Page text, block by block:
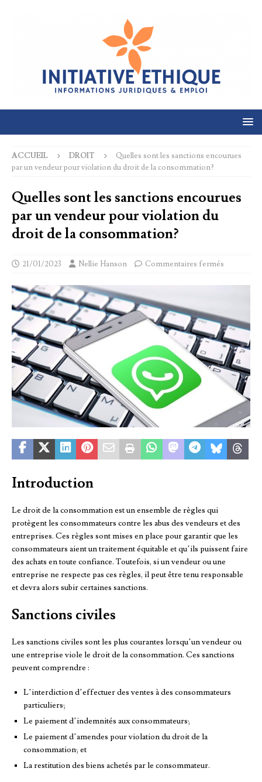
ACCUEIL DROIT
Quelles sont les sanctions encourues
par un vendeur pour violation du droit de la consommation?
Quelles sont les sanctions encourues
par un vendeur pour violation du
droit de la consommation?
21/01/2023 Nellie Hanson Commentaires fermés
Introduction
Le droit de la consommation est un ensemble de règles qui
protègent les consommateurs contre les abus des vendeurs et des
entreprises. Ces règles sont mises en place pour garantir que les
consommateurs aient un traitement équitable et qu’ils puissent faire
des achats en toute confiance. Toutefois, si un vendeur ou une
entreprise ne respecte pas ces règles, il peut être tenu responsable
et devra alors subir certaines sanctions.
Sanctions civiles
Les sanctions civiles sont les plus courantes lorsqu’un vendeur ou
une entreprise viole le droit de la consommation. Ces sanctions
peuvent comprendre :
L’interdiction d’effectuer des ventes à des consommateurs
particuliers;
Le paiement d’indemnités aux consommateurs;
Le paiement d’amendes pour violation du droit de la
consommation; et
La restitution des biens achetés par le consommateur.